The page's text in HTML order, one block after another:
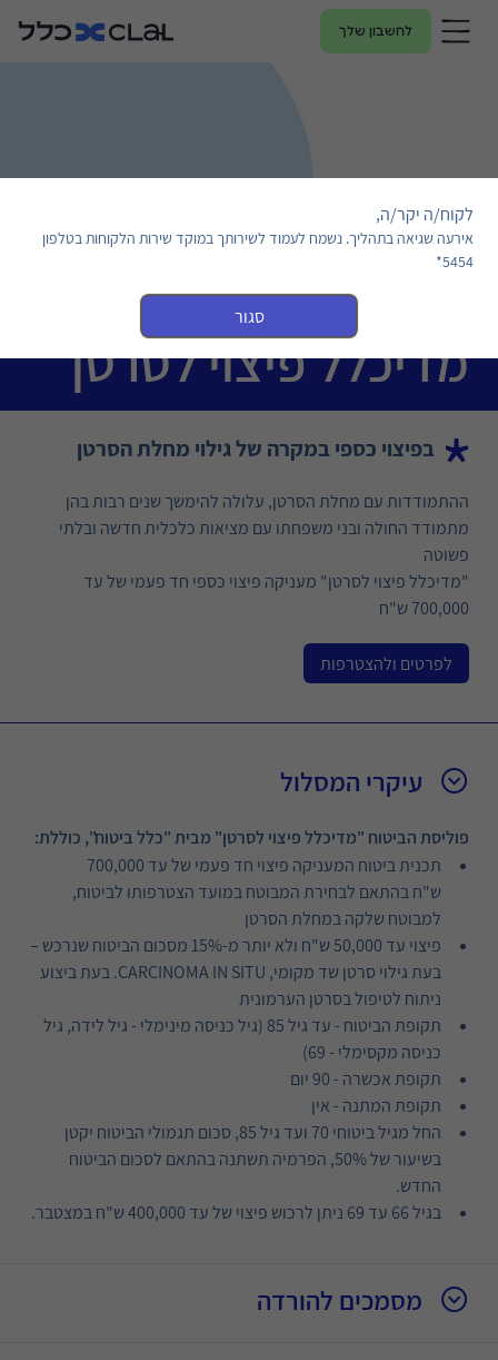
לחשבון שלך
מדיכלל פיצוי לסרטן
בפיצוי כספי במקרה של גילוי מחלת הסרטן
ההתמודדות עם מחלת הסרטן, עלולה להימשך שנים רבות בהן
מתמודד החולה ובני משפחתו עם מציאות כלכלית חדשה ובלתי
פשוטה
"מדיכלל פיצוי לסרטן" מעניקה פיצוי כספי חד פעמי של עד
700,000 ש"ח
לפרטים ולהצטרפות
עיקרי המסלול
פוליסת הביטוח "מדיכלל פיצוי לסרטן" מבית "כלל ביטוח", כוללת:
תכנית ביטוח המעניקה פיצוי חד פעמי של עד 700,000
ש"ח בהתאם לבחירת המבוטח במועד הצטרפותו לביטוח,
למבוטח שלקה במחלת הסרטן
פיצוי עד 50,000 ש"ח ולא יותר מ-15% מסכום הביטוח שנרכש –
בעת גילוי סרטן שד מקומי, CARCINOMA IN SITU. בעת ביצוע
ניתוח לטיפול בסרטן הערמונית
תקופת הביטוח - עד גיל 85 (גיל כניסה מינימלי - גיל לידה, גיל
כניסה מקסימלי - 69)
תקופת אכשרה - 90 יום
תקופת המתנה - אין
החל מגיל ביטוחי 70 ועד גיל 85, סכום תגמולי הביטוח יקטן
בשיעור של 50%, הפרמיה תשתנה בהתאם לסכום הביטוח
החדש.
בגיל 66 עד 69 ניתן לרכוש פיצוי של עד 400,000 ש"ח במצטבר.
מסמכים להורדה
לקוח/ה יקר/ה,
אירעה שגיאה בתהליך. נשמח לעמוד לשירותך במוקד שירות הלקוחות בטלפון
5454*
סגור